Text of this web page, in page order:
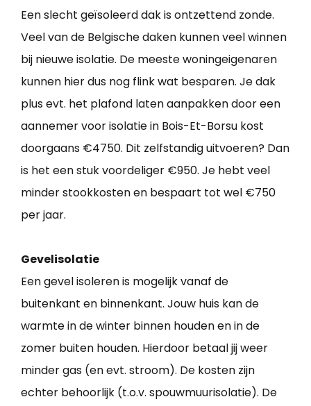
Een slecht geïsoleerd dak is ontzettend zonde.
Veel van de Belgische daken kunnen veel winnen
bij nieuwe isolatie. De meeste woningeigenaren
kunnen hier dus nog flink wat besparen. Je dak
plus evt. het plafond laten aanpakken door een
aannemer voor isolatie in Bois-Et-Borsu kost
doorgaans €4750. Dit zelfstandig uitvoeren? Dan
is het een stuk voordeliger €950. Je hebt veel
minder stookkosten en bespaart tot wel €750
per jaar.
Gevelisolatie
Een gevel isoleren is mogelijk vanaf de
buitenkant en binnenkant. Jouw huis kan de
warmte in de winter binnen houden en in de
zomer buiten houden. Hierdoor betaal jij weer
minder gas (en evt. stroom). De kosten zijn
echter behoorlijk (t.o.v. spouwmuurisolatie). De